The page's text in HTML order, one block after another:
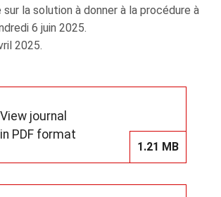
la solution à donner à la procédure à
6 juin 2025.
2025.
View journal
in PDF format
1.21 MB